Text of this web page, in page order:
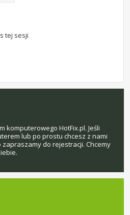
tej sesji
komputerowego HotFix.pl. Jeśli
lub po prostu chcesz z nami
do rejestracji. Chcemy